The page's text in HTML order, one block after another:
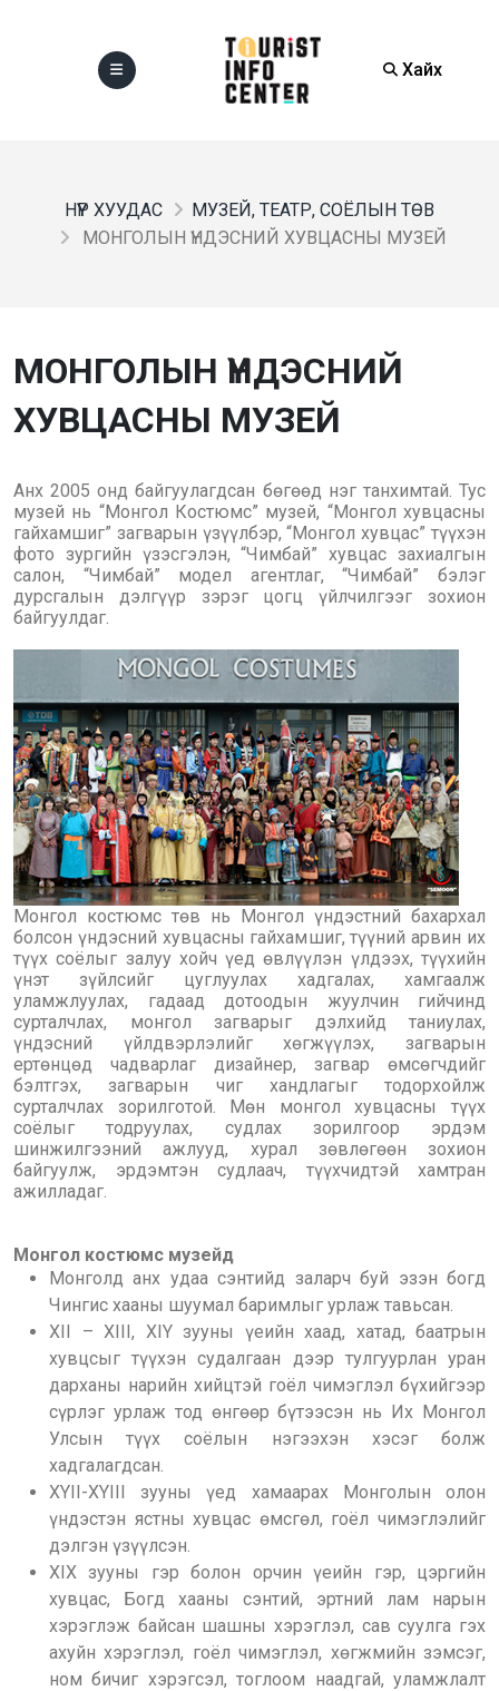
Хайх
НҮҮР ХУУДАС
МУЗЕЙ, ТЕАТР, СОЁЛЫН ТӨВ
МОНГОЛЫН ҮНДЭСНИЙ ХУВЦАСНЫ МУЗЕЙ
МОНГОЛЫН ҮНДЭСНИЙ
ХУВЦАСНЫ МУЗЕЙ
Анх 2005 онд байгуулагдсан бөгөөд нэг танхимтай. Тус
музей нь “Монгол Костюмс” музей, “Монгол хувцасны
гайхамшиг” загварын үзүүлбэр, “Монгол хувцас” түүхэн
фото зургийн үзэсгэлэн, “Чимбай” хувцас захиалгын
салон, “Чимбай” модел агентлаг, “Чимбай” бэлэг
дурсгалын дэлгүүр зэрэг цогц үйлчилгээг зохион
байгуулдаг.
Монгол костюмс төв нь Монгол үндэстний бахархал
болсон үндэсний хувцасны гайхамшиг, түүний арвин их
түүх соёлыг залуу хойч үед өвлүүлэн үлдээх, түүхийн
үнэт зүйлсийг цуглуулах хадгалах, хамгаалж
уламжлуулах, гадаад дотоодын жуулчин гийчинд
сурталчлах, монгол загварыг дэлхийд таниулах,
үндэсний үйлдвэрлэлийг хөгжүүлэх, загварын
ертөнцөд чадварлаг дизайнер, загвар өмсөгчдийг
бэлтгэх, загварын чиг хандлагыг тодорхойлж
сурталчлах зорилготой. Мөн монгол хувцасны түүх
соёлыг тодруулах, судлах зорилгоор эрдэм
шинжилгээний ажлууд, хурал зөвлөгөөн зохион
байгуулж, эрдэмтэн судлаач, түүхчидтэй хамтран
ажилладаг.
Монгол костюмс музейд
Монголд анх удаа сэнтийд заларч буй эзэн богд
Чингис хааны шуумал баримлыг урлаж тавьсан.
XII – XIII, XIY зууны үеийн хаад, хатад, баатрын
хувцсыг түүхэн судалгаан дээр тулгуурлан уран
дарханы нарийн хийцтэй гоёл чимэглэл бүхийгээр
сүрлэг урлаж тод өнгөөр бүтээсэн нь Их Монгол
Улсын түүх соёлын нэгээхэн хэсэг болж
хадгалагдсан.
XYII-XYIII зууны үед хамаарах Монголын олон
үндэстэн ястны хувцас өмсгөл, гоёл чимэглэлийг
дэлгэн үзүүлсэн.
XIX зууны гэр болон орчин үеийн гэр, цэргийн
хувцас, Богд хааны сэнтий, эртний лам нарын
хэрэглэж байсан шашны хэрэглэл, сав суулга гэх
ахуйн хэрэглэл, гоёл чимэглэл, хөгжмийн зэмсэг,
ном бичиг хэрэгсэл, тоглоом наадгай, уламжлалт